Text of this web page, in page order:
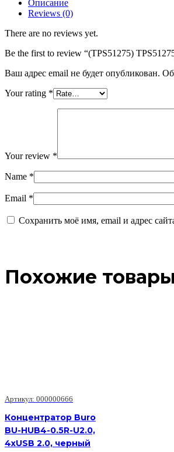
Описание
Reviews (0)
There are no reviews yet.
Be the first to review “(TPS51275)
Ваш адрес email не будет опубликован.
Your rating *
Your review *
Name *
Email *
Сохранить моё имя, email и адрес
Похожие товары
Артикул: 000000666
Концентратор Buro
BU-HUB4-0.5R-U2.0,
4xUSB 2.0, черный